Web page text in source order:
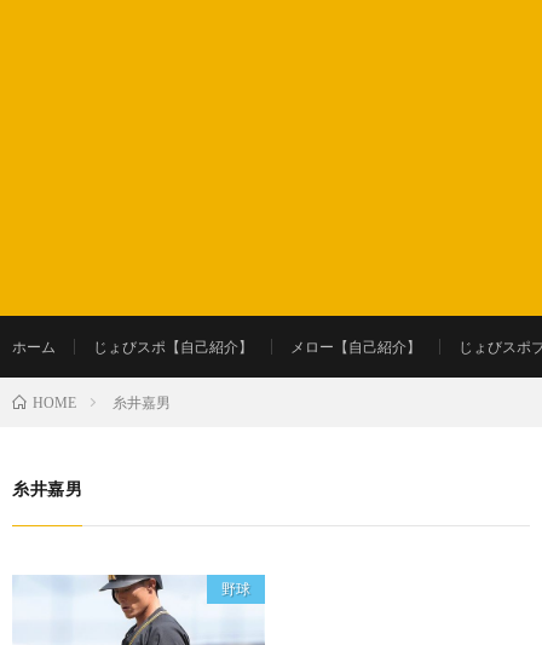
ホーム じょびスポ【自己紹介】 メロー【自己紹介】 じょびスポ
HOME 糸井嘉男
糸井嘉男
野球